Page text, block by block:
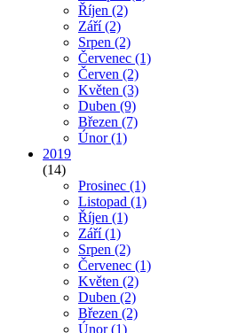
Říjen (2)
Září(2)
Srpen (2)
Červenec (1)
Červen (2)
Květen (3)
Duben (9)
Březen (7)
Únor(1)
2019
(14)
Prosinec (1)
Listopad (1)
Říjen (1)
Září(1)
Srpen (2)
Červenec (1)
Květen (2)
Duben (2)
Březen (2)
Únor(1)